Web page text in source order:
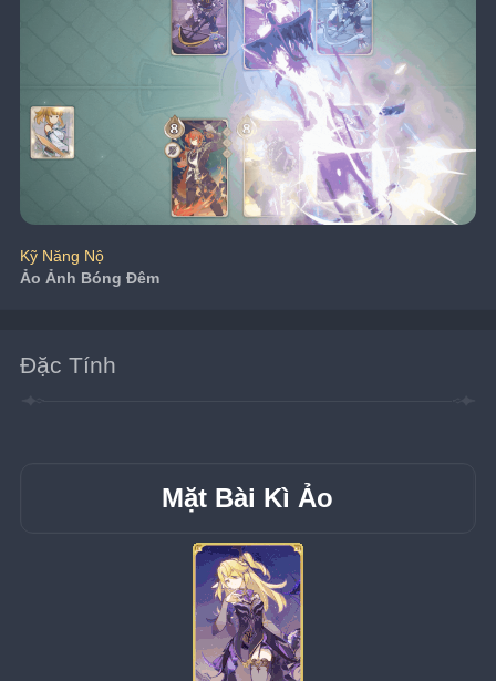
Kỹ Năng Nộ
Ảo Ảnh Bóng Đêm
Đặc Tính
Mặt Bài Kì Ảo